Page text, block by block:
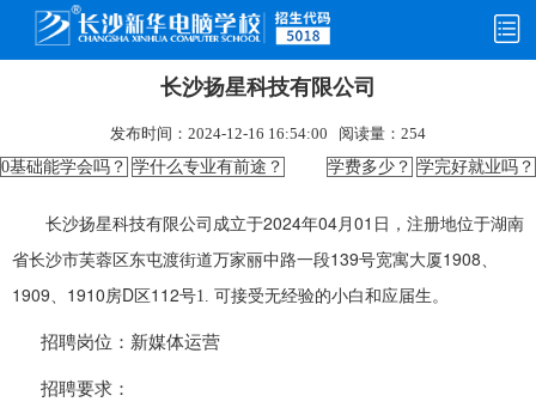
你愿意与学姐一起学IT吗
长沙扬星科技有限公司
发布时间： 2024-12-16 16:54:00 阅读量： 254
0基础能学会吗？ 学什么专业有前途？ 学费多少？ 学完好就业吗？
长沙扬星科技有限公司成立于2024年04月01日，注册地位于湖南
省长沙市芙蓉区东屯渡街道万家丽中路一段139号宽寓大厦1908、
1909、1910房D区112号1. 可接受无经验的小白和应届生。
招聘岗位：新媒体运营
招聘要求：